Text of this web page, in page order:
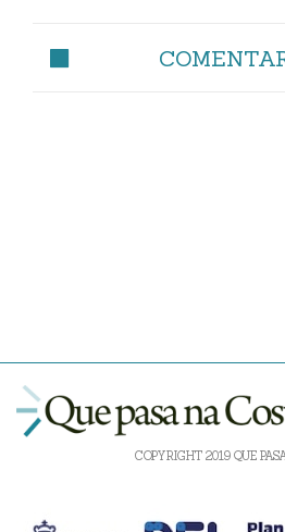
COPYRIGHT 2019 QUE